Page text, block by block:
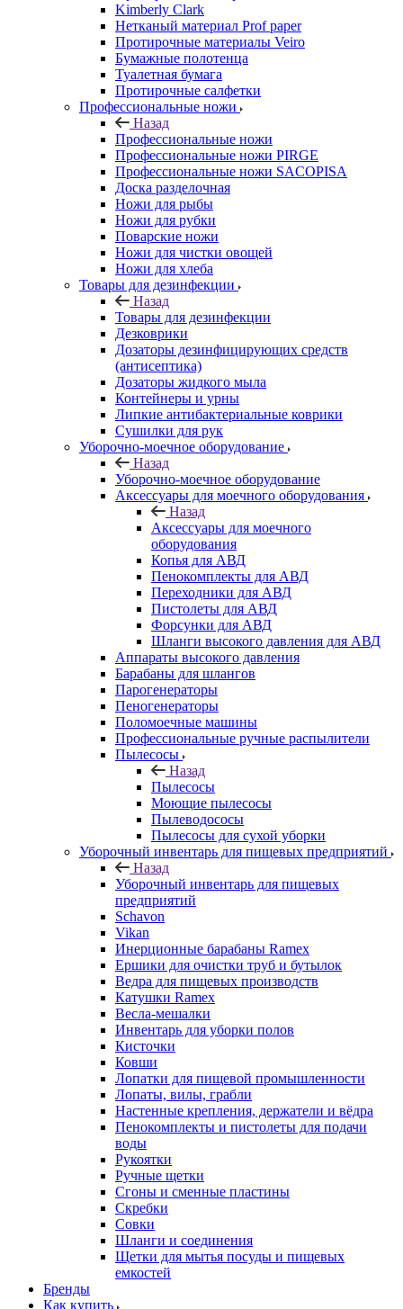
Kimberly Clark
Нетканый материал Prof paper
Протирочные материалы Veiro
Бумажные полотенца
Туалетная бумага
Протирочные салфетки
Профессиональные ножи
Назад
Профессиональные ножи
Профессиональные ножи PIRGE
Профессиональные ножи SACOPISA
Доска разделочная
Ножи для рыбы
Ножи для рубки
Поварские ножи
Ножи для чистки овощей
Ножи для хлеба
Товары для дезинфекции
Назад
Товары для дезинфекции
Дезковрики
Дозаторы дезинфицирующих средств
(антисептика)
Дозаторы жидкого мыла
Контейнеры и урны
Липкие антибактериальные коврики
Сушилки для рук
Уборочно-моечное оборудование
Назад
Уборочно-моечное оборудование
Аксессуары для моечного оборудования
Назад
Аксессуары для моечного
оборудования
Копья для АВД
Пенокомплекты для АВД
Переходники для АВД
Пистолеты для АВД
Форсунки для АВД
Шланги высокого давления для АВД
Аппараты высокого давления
Барабаны для шлангов
Парогенераторы
Пеногенераторы
Поломоечные машины
Профессиональные ручные распылители
Пылесосы
Назад
Пылесосы
Моющие пылесосы
Пылеводососы
Пылесосы для сухой уборки
Уборочный инвентарь для пищевых предприятий
Назад
Уборочный инвентарь для пищевых
предприятий
Schavon
Vikan
Инерционные барабаны Ramex
Ершики для очистки труб и бутылок
Ведра для пищевых производств
Катушки Ramex
Весла-мешалки
Инвентарь для уборки полов
Кисточки
Ковши
Лопатки для пищевой промышленности
Лопаты, вилы, грабли
Настенные крепления, держатели и вёдра
Пенокомплекты и пистолеты для подачи
воды
Рукоятки
Ручные щетки
Сгоны и сменные пластины
Скребки
Совки
Шланги и соединения
Щетки для мытья посуды и пищевых
емкостей
Бренды
Как купить